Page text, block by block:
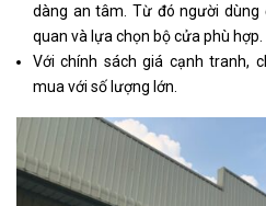
dàng an tâm. Từ đó người
quan và lựa chọn bộ cửa phù hợp.
Với chính sách giá cạnh tranh,
mua với số lượng lớn.